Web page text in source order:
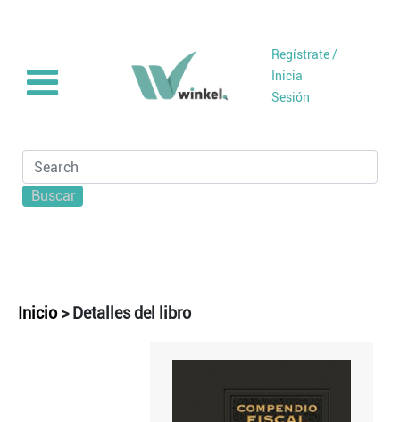
Regístrate /
Inicia
Sesión
Buscar
Inicio >Detalles del libro